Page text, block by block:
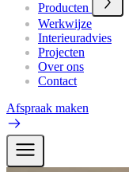
Producten
Werkwijze
Interieuradvies
Projecten
Over ons
Contact
Afspraak maken